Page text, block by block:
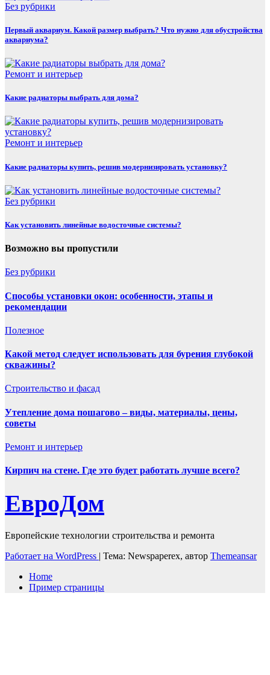
Без рубрики
Первый аквариум. Какой размер выбрать? Что нужно для обустройства
аквариума?
Ремонт и интерьер
Какие радиаторы выбрать для дома?
Ремонт и интерьер
Какие радиаторы купить, решив модернизировать установку?
Без рубрики
Как установить линейные водосточные системы?
Возможно вы пропустили
Без рубрики
Способы установки окон: особенности, этапы и
рекомендации
Полезнoe
Какой метод следует использовать для бурения глубокой
скважины?
Строительство и фасад
Утепление дома пошагово – виды, материалы, цены,
советы
Ремонт и интерьер
Кирпич на стене. Где это будет работать лучше всего?
ЕвроДом
Европейские технологии строительства и ремонта
Работает на WordPress | Тема: Newspaperex, автор Themeansar
Home
Пример страницы